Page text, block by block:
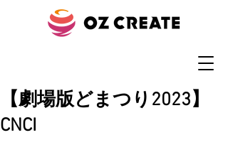
【劇場版どまつり2023】
CNCI